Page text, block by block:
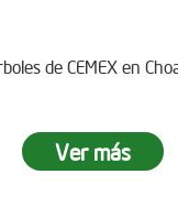
de CEMEX en
Ver más